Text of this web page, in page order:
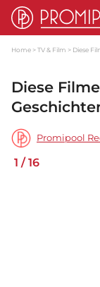
Home TV & Film Diese
Diese
Promipool
1 /16